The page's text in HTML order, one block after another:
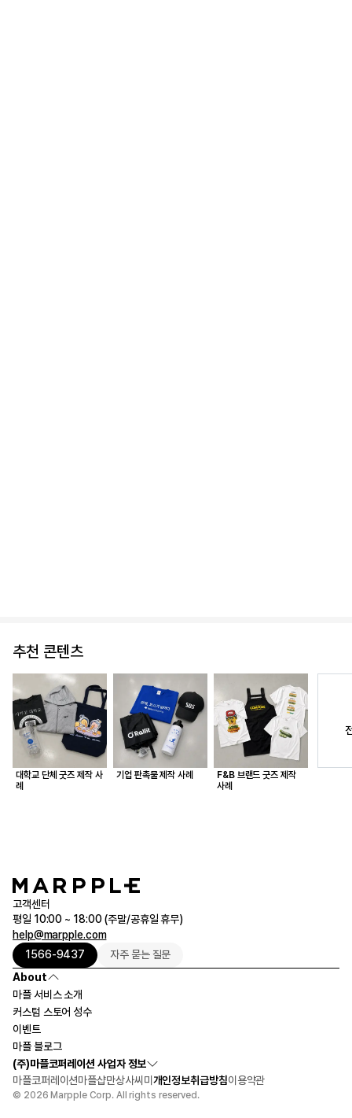
추천 콘텐츠
대학교 단체 굿즈 제작 사
례
기업 판촉물 제작 사례
F&B 브랜드 굿즈 제작
사례
고객센터
평일 10:00 ~ 18:00 (주말/공휴일 휴무)
help@marpple.com
1566-9437
자주 묻는 질문
About
마플 서비스 소개
커스텀 스토어 성수
이벤트
마플 블로그
(주)마플코퍼레이션 사업자 정보
마플코퍼레이션마플샵만상사씨미 개인정보취급방침이용약관
© 2026 Marpple Corp. All rights reserved.